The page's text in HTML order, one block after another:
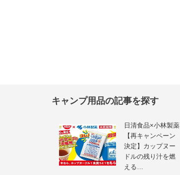
キャンプ用品の記事を探す
日清食品×小林製薬
【再キャンペーン
決定】カップヌー
ドルの残り汁を燃
える…